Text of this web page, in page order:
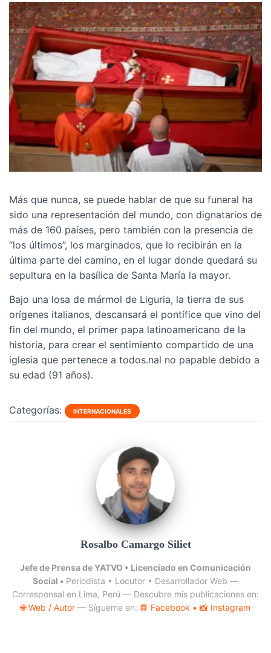
Más que nunca, se puede hablar de que su funeral ha
sido una representación del mundo, con dignatarios de
más de 160 países, pero también con la presencia de
“los últimos”, los marginados, que lo recibirán en la
última parte del camino, en el lugar donde quedará su
sepultura en la basílica de Santa María la mayor.
Bajo una losa de mármol de Liguria, la tierra de sus
orígenes italianos, descansará el pontífice que vino del
fin del mundo, el primer papa latinoamericano de la
historia, para crear el sentimiento compartido de una
iglesia que pertenece a todos.nal no papable debido a
su edad (91 años).
Categorías: INTERNACIONALES
Rosalbo Camargo Siliet
Jefe de Prensa de YATVO • Licenciado en Comunicación
Social • Periodista • Locutor • Desarrollador Web —
Corresponsal en Lima, Perú — Descubre mis publicaciones en:
🌐 Web / Autor — Sígueme en: 📘 Facebook • 📸 Instagram